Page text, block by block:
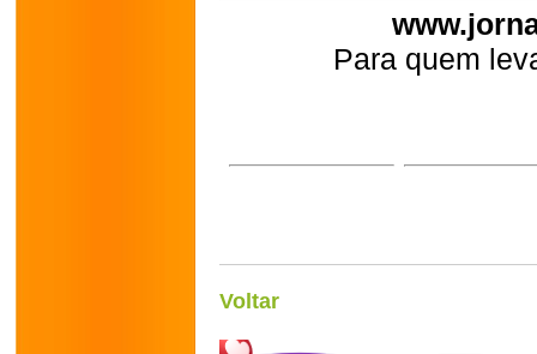
Para quem
Voltar